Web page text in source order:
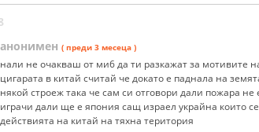
анонимен ( преди 3 месеца )
нали не очакваш от ми6 да ти разкажат за мотивите
цигарата в китай считай че докато е паднала на
някой строеж така че сам си отговори дали пожара
играчи дали ще е япония сащ израел украйна които
действията на китай на тяхна територия